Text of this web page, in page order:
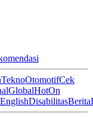
TeknoOtomotifCek
GlobalHotOn
EnglishDisabilitasBerita